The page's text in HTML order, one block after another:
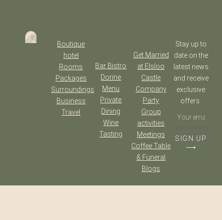
Boutique
hotel
Rooms
Packages
Surroundings
Business
Travel
Bar Bistro
Dorine
Menu
Private
Dining
Wine
Tasting
Get Married
at Elsloo
Castle
Company
Party
Group
activities
Meetings
Coffee Table
& Funeral
Blogs
Stay up to
date on the
latest news
and receive
exclusive
offers.
SIGN UP
⟶